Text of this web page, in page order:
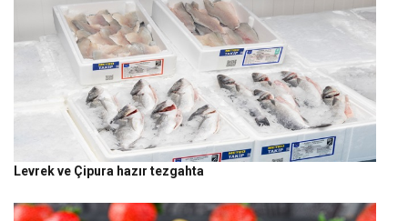
Levrek ve Çipura hazır tezgahta